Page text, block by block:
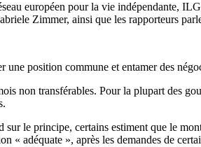
européen pour la vie indépendante,
Zimmer, ainsi que les rapporteurs
position commune et entamer des
non transférables. Pour la plupart des
le principe, certains estiment que le
adéquate », après les demandes de